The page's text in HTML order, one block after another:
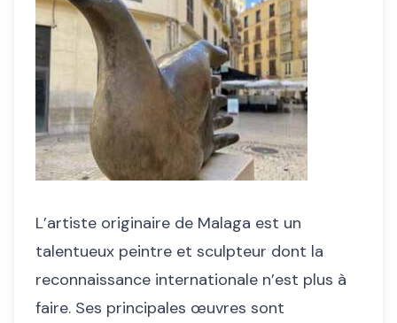
L’artiste originaire de Malaga est un
talentueux peintre et sculpteur dont la
reconnaissance internationale n’est plus à
faire. Ses principales œuvres sont